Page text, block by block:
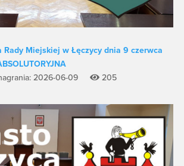
Rady Miejskiej w Łęczycy dnia 9 czerwca
2026-06-09
205